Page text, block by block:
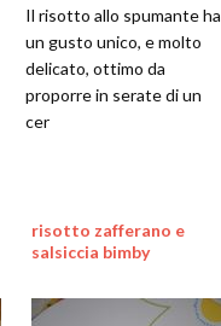
Il risotto allo spumante ha
un gusto unico, e molto
delicato, ottimo da
proporre in serate di un
cer
risotto zafferano e
salsiccia bimby